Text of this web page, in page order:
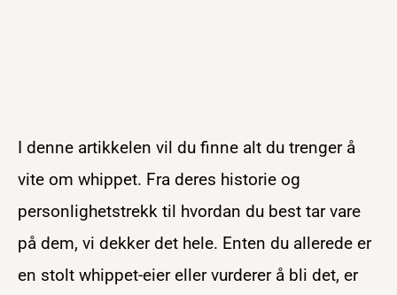
I denne artikkelen vil du finne alt du trenger å
vite om whippet. Fra deres historie og
personlighetstrekk til hvordan du best tar vare
på dem, vi dekker det hele. Enten du allerede er
en stolt whippet-eier eller vurderer å bli det, er